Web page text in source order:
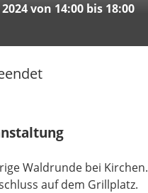
von 14:00 bis 18:00
Waldrunde bei Kirchen.
auf dem Grillplatz.